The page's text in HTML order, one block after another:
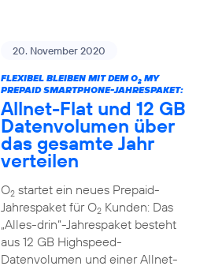
20. November 2020
FLEXIBEL BLEIBEN MIT DEM O2MY
PREPAID SMARTPHONE-JAHRESPAKET:
Allnet-Flat und 12 GB
Datenvolumen über
das gesamte Jahr
verteilen
O2startet ein neues Prepaid-
Jahrespaket für O2Kunden: Das
„Alles-drin“-Jahrespaket besteht
aus 12 GB Highspeed-
Datenvolumen und einer Allnet-